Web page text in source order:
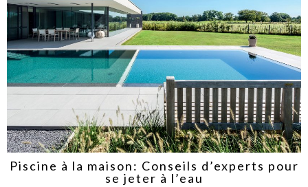
Piscine à la maison: Conseils d’experts pour
se jeter à l’eau